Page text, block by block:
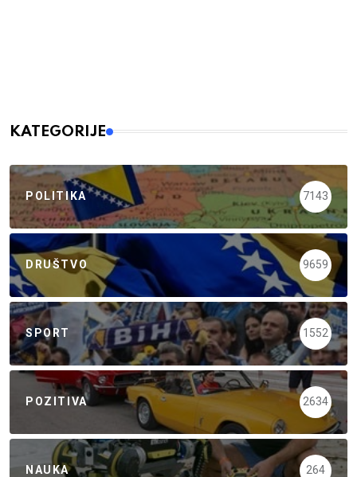
KATEGORIJE
POLITIKA 7143
DRUŠTVO 9659
SPORT 1552
POZITIVA 2634
NAUKA 264